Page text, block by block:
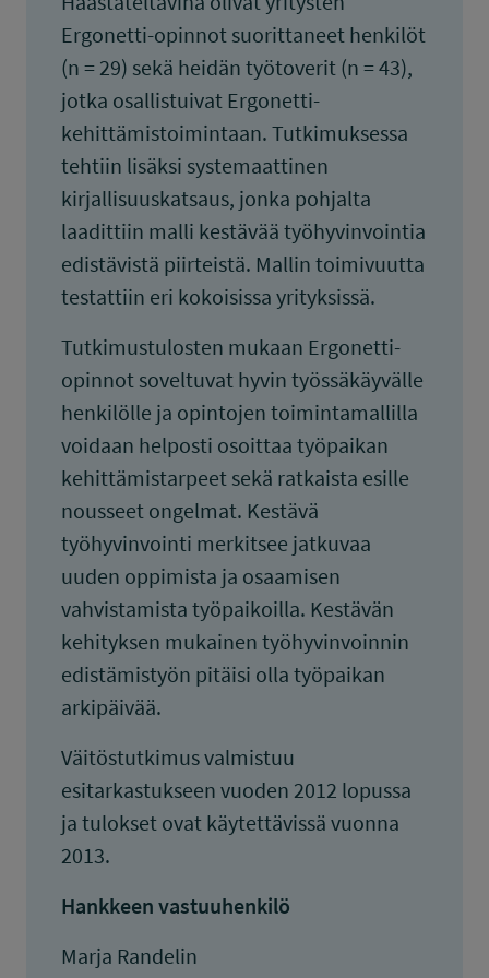
Ergonetti-opinnot suorittaneet henkilöt
(n = 29) sekä heidän työtoverit (n = 43),
jotka osallistuivat Ergonetti-
kehittämistoimintaan. Tutkimuksessa
tehtiin lisäksi systemaattinen
kirjallisuuskatsaus, jonka pohjalta
laadittiin malli kestävää työhyvinvointia
edistävistä piirteistä. Mallin toimivuutta
testattiin eri kokoisissa yrityksissä.
Tutkimustulosten mukaan Ergonetti-
opinnot soveltuvat hyvin työssäkäyvälle
henkilölle ja opintojen toimintamallilla
voidaan helposti osoittaa työpaikan
kehittämistarpeet sekä ratkaista esille
nousseet ongelmat. Kestävä
työhyvinvointi merkitsee jatkuvaa
uuden oppimista ja osaamisen
vahvistamista työpaikoilla. Kestävän
kehityksen mukainen työhyvinvoinnin
edistämistyön pitäisi olla työpaikan
arkipäivää.
Väitöstutkimus valmistuu
esitarkastukseen vuoden 2012 lopussa
ja tulokset ovat käytettävissä vuonna
2013.
Hankkeen vastuuhenkilö
Marja Randelin